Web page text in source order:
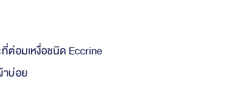
ต่อมเหงื่อชนิด Eccrine
าบ่อย